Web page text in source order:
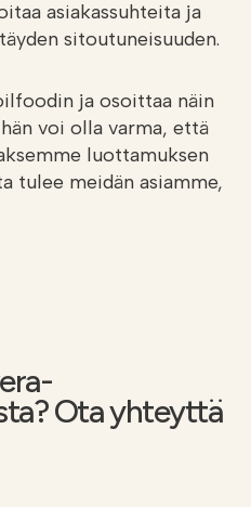
asiakassuhteita ja
sitoutuneisuuden.
ja osoittaa näin
voi olla varma, että
luottamuksen
tulee meidän asiamme,
Ota yhteyttä